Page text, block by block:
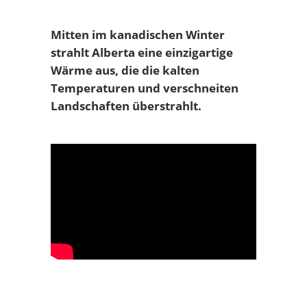
Mitten im kanadischen Winter
strahlt Alberta eine einzigartige
Wärme aus, die die kalten
Temperaturen und verschneiten
Landschaften überstrahlt.